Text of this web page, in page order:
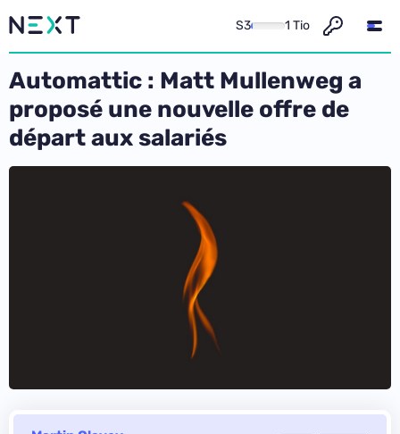
S3 1 Tio
Automattic : Matt Mullenweg a
proposé une nouvelle offre de
départ aux salariés